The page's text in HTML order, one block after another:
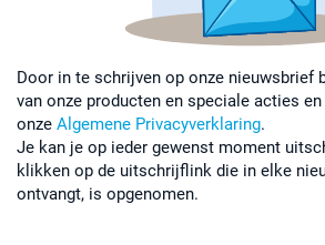
Door in te schrijven op onze nieuwsbrief
van onze producten en speciale acties
onze Algemene Privacyverklaring.
Je kan je op ieder gewenst moment
klikken op de uitschrijflink die in elke
ontvangt, is opgenomen.